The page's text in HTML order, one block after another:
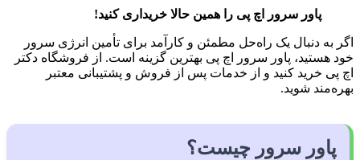
پاور سرور اچ پی را همین حالا خریداری کنید!
اگر به دنبال یک راه‌حل مطمئن و کارآمد برای تأمین انرژی سرور
خود هستید، پاور سرور اچ پی بهترین گزینه است. از فروشگاه دکتر
اچ پی خرید کنید و از خدمات پس از فروش و پشتیبانی معتبر
بهره‌مند شوید.
پاور سرور چیست؟